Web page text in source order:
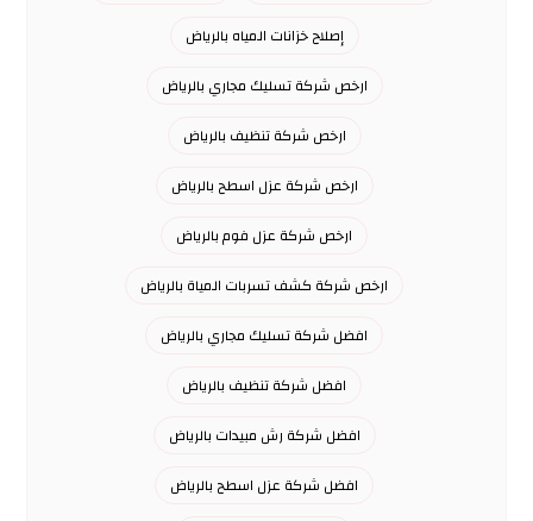
إصلاح خزانات المياه بالرياض
ارخص شركة تسليك مجاري بالرياض
ارخص شركة تنظيف بالرياض
ارخص شركة عزل اسطح بالرياض
ارخص شركة عزل فوم بالرياض
ارخص شركة كشف تسربات المياة بالرياض
افضل شركة تسليك مجاري بالرياض
افضل شركة تنظيف بالرياض
افضل شركة رش مبيدات بالرياض
افضل شركة عزل اسطح بالرياض